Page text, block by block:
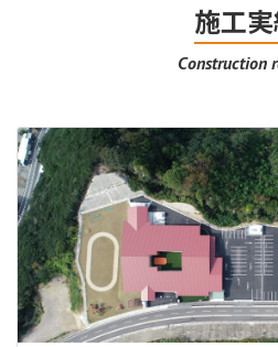
施工
Construction